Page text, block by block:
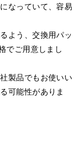
なっていて、容易
よう、交換用パッ
でご用意しまし
製品でもお使いい
可能性がありま